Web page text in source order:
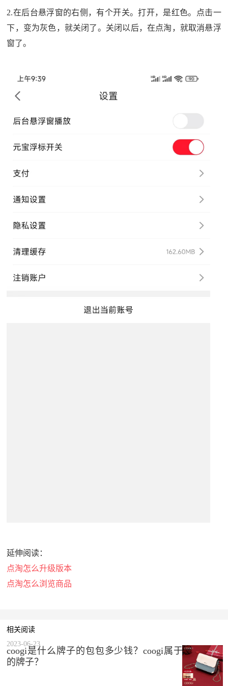
2.在后台悬浮窗的右侧，有个开关。打开，是红色。点击一
下，变为灰色，就关闭了。关闭以后，在点淘，就取消悬浮
窗了。
延伸阅读：
点淘怎么升级版本
点淘怎么浏览商品
相关阅读
coogi是什么牌子的包包多少钱？coogi属于什么档次
的牌子？
2023-06-23